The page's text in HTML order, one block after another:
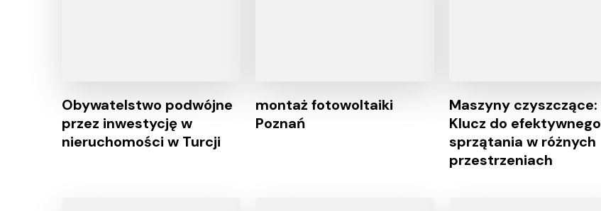
Obywatelstwo podwójne
przez inwestycję w
nieruchomości w Turcji
montaż fotowoltaiki
Poznań
Maszyny czyszczące:
Klucz do efektywnego
sprzątania w różnych
przestrzeniach